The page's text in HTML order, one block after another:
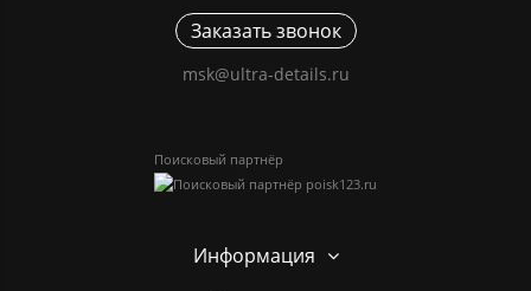
Заказать звонок
msk@ultra-details.ru
Поисковый партнёр
Информация